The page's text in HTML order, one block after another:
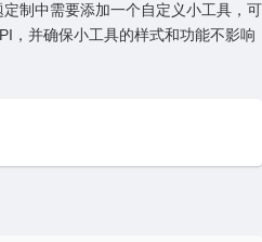
制中需要添加⼀个⾃定义⼩⼯具，可
，并确保⼩⼯具的样式和功能不影响